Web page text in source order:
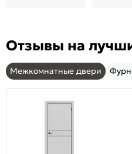
Отзывы на
Межкомнатные двери